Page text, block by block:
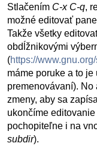
Stlačením C-x C-q,
možné editovať
Takže všetky
obdĺžnikovými
(https://
máme poruke a to
premenovávaní). No
zmeny, aby sa
ukončíme
pochopiteľne i na
subdir).